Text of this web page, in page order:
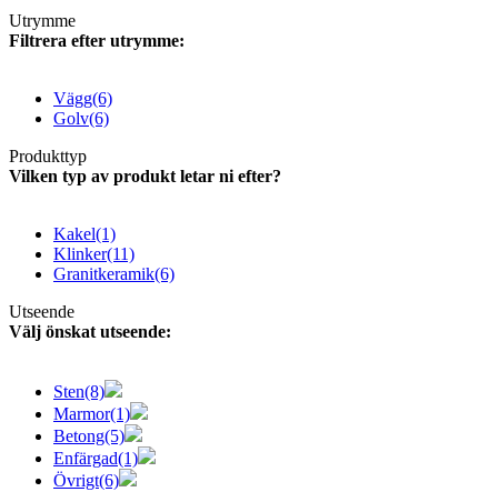
Utrymme
Filtrera efter utrymme:
Vägg(6)
Golv(6)
Produkttyp
Vilken typ av produkt letar ni efter?
Kakel(1)
Klinker(11)
Granitkeramik(6)
Utseende
Välj önskat utseende:
Sten(8)
Marmor(1)
Betong(5)
Enfärgad(1)
Övrigt(6)